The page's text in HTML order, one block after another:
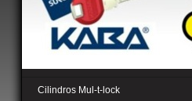
Cilindros Mul-t-lock